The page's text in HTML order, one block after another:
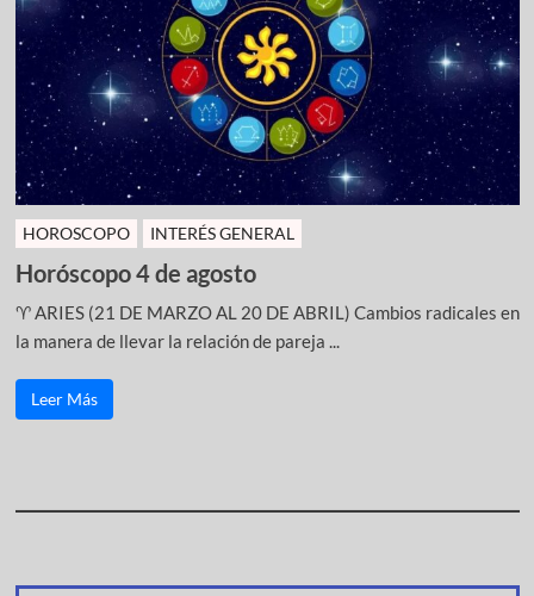
HOROSCOPO INTERÉS GENERAL
Horóscopo 4 de agosto
♈ ARIES (21 DE MARZO AL 20 DE ABRIL) Cambios radicales en
la manera de llevar la relación de pareja ...
Leer Más